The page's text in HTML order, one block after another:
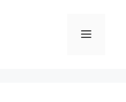
메